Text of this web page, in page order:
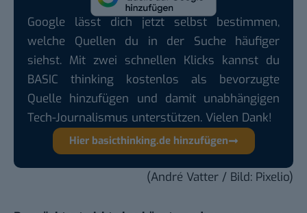
Google lässt dich jetzt selbst bestimmen,
welche Quellen du in der Suche häufiger
siehst. Mit zwei schnellen Klicks kannst du
BASIC thinking kostenlos als bevorzugte
Quelle hinzufügen und damit unabhängigen
Tech-Journalismus unterstützen. Vielen Dank!
Hier basicthinking.de hinzufügen
(André Vatter / Bild: Pixelio)